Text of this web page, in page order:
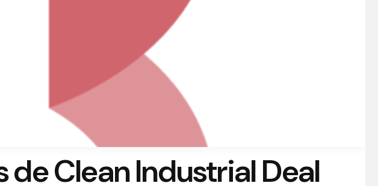
de Clean Industrial Deal